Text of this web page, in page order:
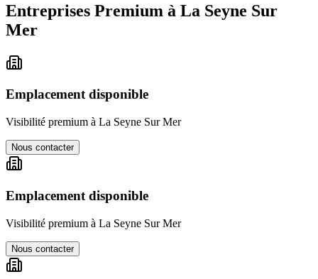
Entreprises Premium à La Seyne Sur
Mer
Emplacement disponible
Visibilité premium à La Seyne Sur Mer
Nous contacter
Emplacement disponible
Visibilité premium à La Seyne Sur Mer
Nous contacter